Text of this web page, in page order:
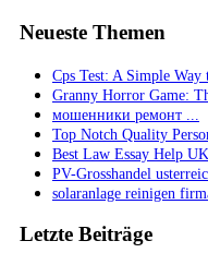
Neueste Themen
Cps Test: A Simple Way
Granny Horror Game:
мошенники ремонт ...
Top Notch Quality
Best Law Essay Help UK
PV-Grosshandel
solaranlage reinigen
Letzte Beiträge